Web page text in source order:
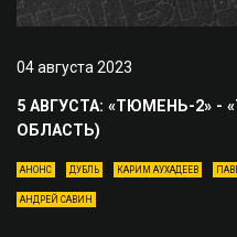
04 августа 2023
5 АВГУСТА: «ТЮМЕНЬ-2» -
ОБЛАСТЬ)
АНОНС ДУБЛЬ КАРИМ АУХАДЕЕВ
АНДРЕЙ САВИН